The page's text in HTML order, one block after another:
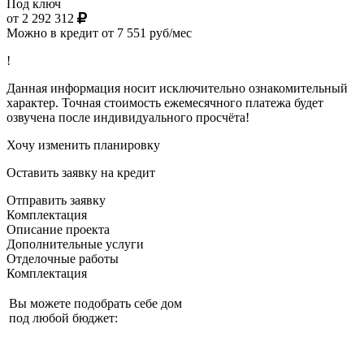
Под ключ
от 2 292 312
Можно в кредит от 7 551 руб/мес
!
Данная информация носит исключительно ознакомительный
характер. Точная стоимость ежемесячного платежа будет
озвучена после индивидуального просчёта!
Хочу изменить планировку
Оставить заявку на кредит
Отправить заявку
Комплектация
Описание проекта
Дополнительные услуги
Отделочные работы
Комплектация
Вы можете подобрать себе дом
под любой бюджет: